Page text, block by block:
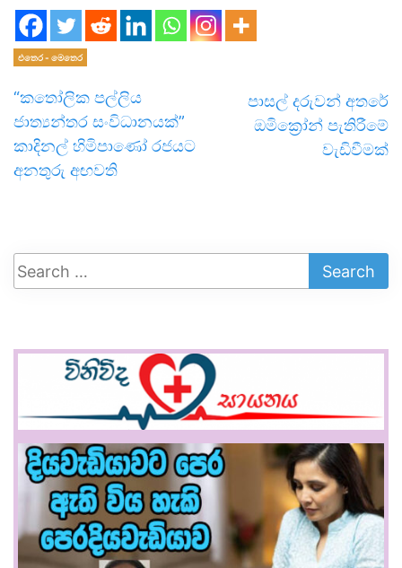
එතෙර - මෙතෙර
“කතෝලික පල්ලිය
ජාත්‍යන්තර සංවිධානයක්”
කාදිනල් හිමිපාණෝ රජයට
අනතුරු අඟවති
පාසල් දරුවන් අතරේ
ඔමික්‍රෝන් පැතිරීමේ
වැඩිවීමක්